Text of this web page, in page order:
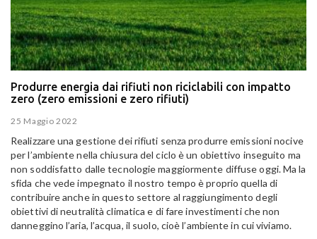
Produrre energia dai rifiuti non riciclabili con impatto
zero (zero emissioni e zero rifiuti)
25 Maggio 2022
Realizzare una gestione dei rifiuti senza produrre emissioni nocive
per l’ambiente nella chiusura del ciclo è un obiettivo inseguito ma
non soddisfatto dalle tecnologie maggiormente diffuse oggi. Ma la
sfida che vede impegnato il nostro tempo è proprio quella di
contribuire anche in questo settore al raggiungimento degli
obiettivi di neutralità climatica e di fare investimenti che non
danneggino l’aria, l’acqua, il suolo, cioè l’ambiente in cui viviamo.